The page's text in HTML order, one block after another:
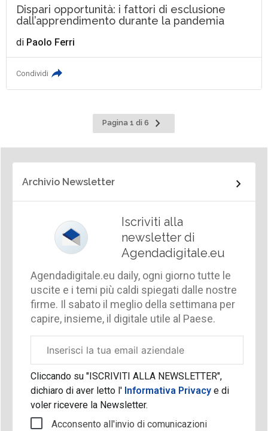
Dispari opportunità: i fattori di esclusione
dall’apprendimento durante la pandemia
di Paolo Ferri
Condividi
Pagina 1 di 6
Pagina
successiva
Archivio Newsletter
Iscriviti alla
newsletter di
Agendadigitale.eu
Agendadigitale.eu daily, ogni giorno tutte le
uscite e i temi più caldi spiegati dalle nostre
firme. Il sabato il meglio della settimana per
capire, insieme, il digitale utile al Paese.
aziendale
Cliccando su "ISCRIVITI ALLA NEWSLETTER",
dichiaro di aver letto l'Informativa Privacy e di
voler ricevere la Newsletter.
Acconsento all'invio di comunicazioni